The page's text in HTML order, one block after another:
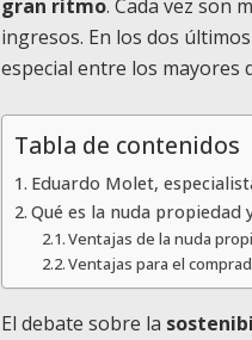
gran ritmo. Cada vez son
ingresos. En los dos
especial entre los mayores
Tabla de contenidos
Eduardo Molet,
Qué es la nuda propiedad
Ventajas de la nuda
Ventajas para el
El debate sobre la